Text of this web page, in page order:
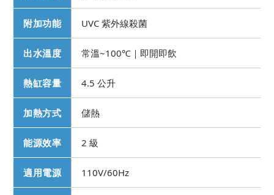
附加功能 UVC 紫外線殺菌
出水溫度 常溫~100℃｜即開即飲
熱缸容量 4.5 公升
加熱方式 儲熱
能源效率 2 級
適用電源 110V/60Hz